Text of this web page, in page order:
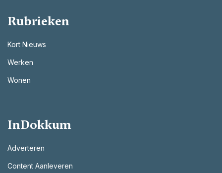
Rubrieken
Kort Nieuws
Werken
Wonen
InDokkum
Adverteren
Content Aanleveren